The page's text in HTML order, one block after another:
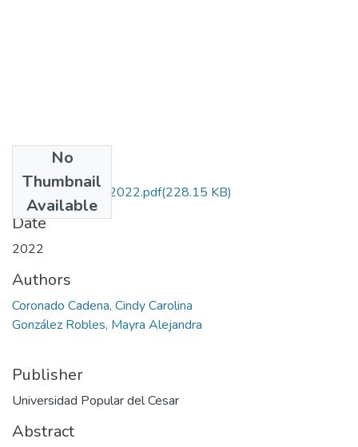
No
Thumbnail
Available
CoronadoCadena.2022.pdf(228.15 KB)
Date
2022
Authors
Coronado Cadena, Cindy Carolina
González Robles, Mayra Alejandra
Publisher
Universidad Popular del Cesar
Abstract